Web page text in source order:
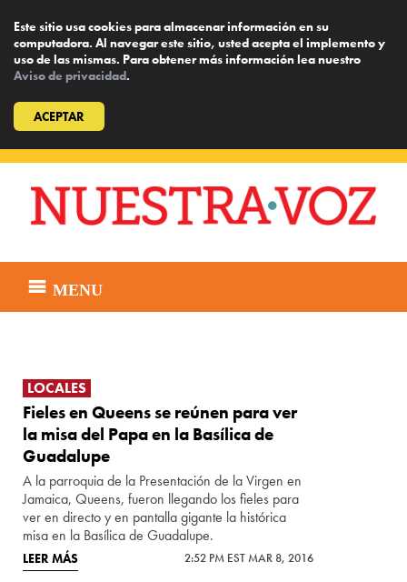
Este sitio usa cookies para almacenar información en su
computadora. Al navegar este sitio, usted acepta el implemento y
uso de las mismas. Para obtener más información lea nuestro
Aviso de privacidad.
ACEPTAR
content
MENU
LOCALES
Fieles en Queens se reúnen para ver
la misa del Papa en la Basílica de
Guadalupe
A la parroquia de la Presentación de la Virgen en
Jamaica, Queens, fueron llegando los fieles para
ver en directo y en pantalla gigante la histórica
misa en la Basílica de Guadalupe.
LEER MÁS 2:52 PM EST MAR 8, 2016